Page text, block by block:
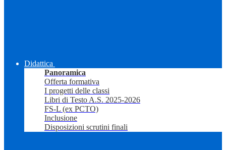
Didattica
Panoramica
Offerta formativa
I progetti delle classi
Libri di Testo A.S. 2025-2026
FS-L (ex PCTO)
Inclusione
Disposizioni scrutini finali